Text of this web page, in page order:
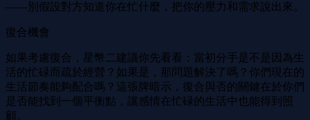
——別假設對方知道你在忙什麼，把你的壓力和需求說出來。
復合機會
如果考慮復合，星幣二建議你先看看：當初分手是不是因為生
活的忙碌而疏於經營？如果是，那問題解決了嗎？你們現在的
生活節奏能夠配合嗎？這張牌暗示，復合與否的關鍵在於你們
是否能找到一個平衡點，讓感情在忙碌的生活中也能得到照
顧。